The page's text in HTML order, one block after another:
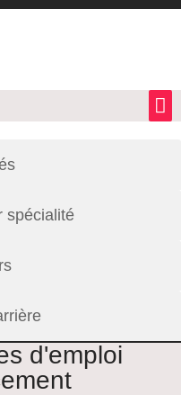
spécialité
d'emploi